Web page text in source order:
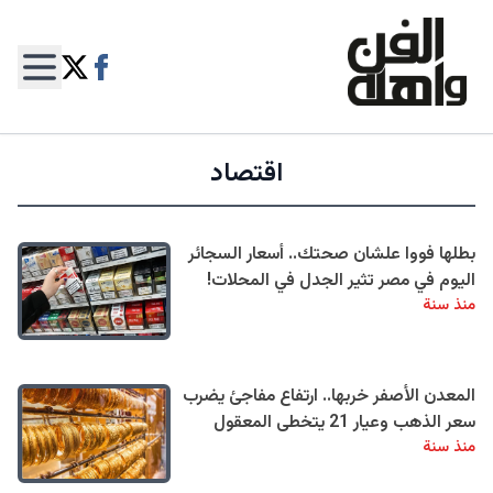
اقتصاد
بطلها فووا علشان صحتك.. أسعار السجائر
اليوم في مصر تثير الجدل في المحلات!
منذ سنة
المعدن الأصفر خربها.. ارتفاع مفاجئ يضرب
سعر الذهب وعيار 21 يتخطى المعقول
منذ سنة